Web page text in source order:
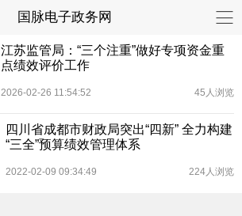
国脉电子政务网
江苏监管局：“三个注重”做好专项资金重
点绩效评价工作
2026-02-26 11:54:52 45人浏览
四川省成都市财政局突出“四新” 全力构建
“三全”预算绩效管理体系
2022-02-09 09:34:49 224人浏览